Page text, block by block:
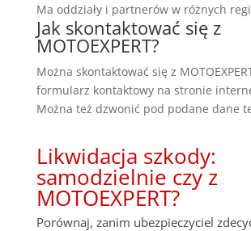
Ma oddziały i partnerów w różnych
Jak skontaktować się z
MOTOEXPERT?
Można skontaktować się z
formularz kontaktowy na stronie
Można też dzwonić pod podane dane
Likwidacja szkody:
samodzielnie czy z
MOTOEXPERT?
Porównaj, zanim ubezpieczyciel